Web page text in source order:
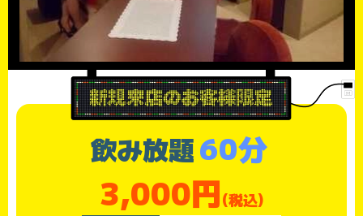
飲み放題60分
3,000円(税込)